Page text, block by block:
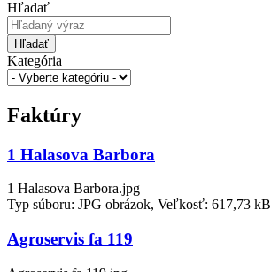
Hľadať
Hľadať
Kategória
Faktúry
1 Halasova Barbora
1 Halasova Barbora.jpg
Typ súboru: JPG obrázok, Veľkosť: 617,73 kB
Agroservis fa 119